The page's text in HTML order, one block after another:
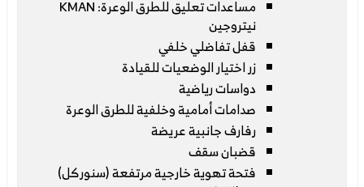
مساعدات تعليق للطرق الوعرة: KMAN
نيتروجين
قفل تفاضلي خلفي
زر اختيار الوضعيات للقيادة
دواسات رياضية
صدامات أمامية وخلفية للطرق الوعرة
رفارف جانبية عريضة
قضبان سقف
فتحة تهوية خارجية مرتفعة (سنوركل)